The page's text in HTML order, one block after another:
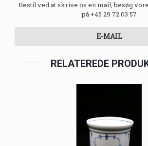
Bestil ved at skrive os en mail, besøg
på +45 29 72 03 57
E-MAIL
RELATEREDE